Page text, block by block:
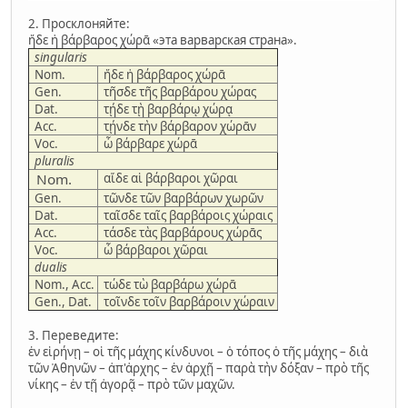
2. Просклоняйте:
ἥδε ἡ βάρβαρος χώρᾱ «эта варварская страна».
singularis
Nom.
ἥδε ἡ βάρβαρος χώρᾱ
Gen.
τῆσδε τῆς βαρβάρου χώρας
Dat.
τῄδε τῂ βαρβάρῳ χώρᾳ
Acc.
τῄνδε τὴν βάρβαρον χώρᾱν
Voc.
ὦ βάρβαρε χώρᾱ
pluralis
Nom.
αἵδε αἱ βάρβαροι χῶραι
Gen.
τῶνδε τῶν βαρβάρων χωρῶν
Dat.
ταῖσδε ταῖς βαρβάροις χώραις
Acc.
τάσδε τὰς βαρβάρους χώρᾱς
Voc.
ὦ βάρβαροι χῶραι
dualis
Nom., Acc.
τώδε τὼ βαρβάρω χώρᾱ
Gen., Dat.
τοῖνδε τοῖν βαρβάροιν χώραιν
3. Переведите:
ἐν εἱρήνῃ – οἱ τῆς μάχης κίνδυνοι – ὁ τόπος ὁ τῆς μάχης – διὰ
τῶν Ἀθηνῶν – ἀπ'ἀρχης – ἐν ἀρχῇ – παρὰ τὴν δόξαν – πρὸ τῆς
νίκης – ἐν τῇ ἀγορᾷ – πρὸ τῶν μαχῶν.